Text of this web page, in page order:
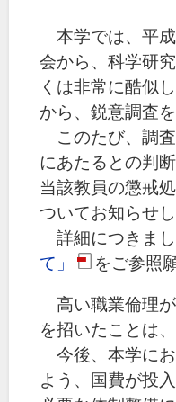
本学では、平
会から、科学研
くは非常に酷似
から、鋭意調査
このたび、調
にあたるとの判
当該教員の懲戒
ついてお知らせし
詳細につきまし
て」
pdfをご参照
高い職業倫理
を招いたことは
今後、本学に
よう、国費が投